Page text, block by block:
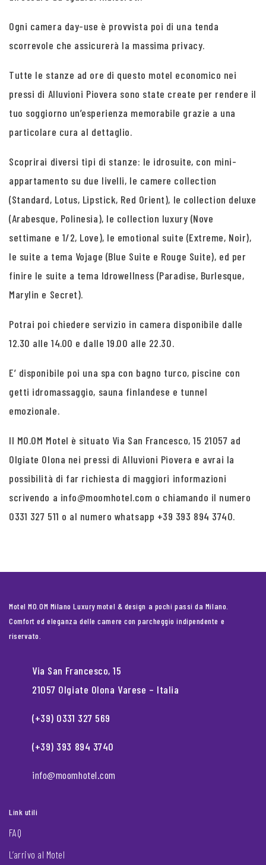
Ogni camera day-use è provvista poi di una tenda
scorrevole che assicurerà la massima privacy.
Tutte le stanze ad ore di questo motel economico nei
pressi di Alluvioni Piovera sono state create per rendere il
tuo soggiorno un’esperienza memorabile grazie a una
particolare cura al dettaglio.
Scoprirai diversi tipi di stanze: le idrosuite, con mini-
appartamento su due livelli, le camere collection
(Standard, Lotus, Lipstick, Red Orient), le collection deluxe
(Arabesque, Polinesia), le collection luxury (Nove
settimane e 1/2, Love), le emotional suite (Extreme, Noir),
le suite a tema Vojage (Blue Suite e Rouge Suite), ed per
finire le suite a tema Idrowellness (Paradise, Burlesque,
Marylin e Secret).
Potrai poi chiedere servizio in camera disponibile dalle
12.30 alle 14.00 e dalle 19.00 alle 22.30.
E’ disponibile poi una spa con bagno turco, piscine con
getti idromassaggio, sauna finlandese e tunnel
emozionale.
Il MO.OM Motel è situato Via San Francesco, 15 21057 ad
Olgiate Olona nei pressi di Alluvioni Piovera e avrai la
possibilità di far richiesta di maggiori informazioni
scrivendo a info@moomhotel.com o chiamando il numero
0331 327 511 o al numero whatsapp +39 393 894 3740.
Motel MO.OM Milano Luxury motel & design a pochi passi da Milano.
Comfort ed eleganza delle camere con parcheggio indipendente e
riservato.
Via San Francesco, 15
21057 Olgiate Olona Varese – Italia
(+39) 0331 327 569
(+39) 393 894 3740
info@moomhotel.com
Link utili
FAQ
L’arrivo al Motel